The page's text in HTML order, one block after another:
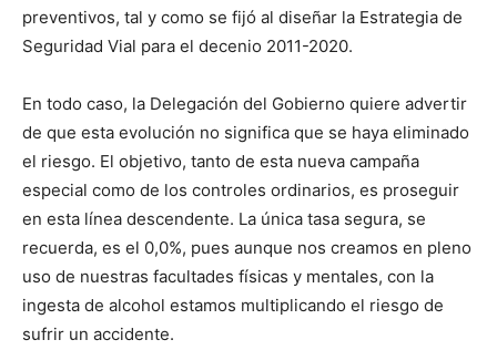
preventivos, tal y como se fijó al diseñar la Estrategia de
Seguridad Vial para el decenio 2011-2020.
En todo caso, la Delegación del Gobierno quiere advertir
de que esta evolución no significa que se haya eliminado
el riesgo. El objetivo, tanto de esta nueva campaña
especial como de los controles ordinarios, es proseguir
en esta línea descendente. La única tasa segura, se
recuerda, es el 0,0%, pues aunque nos creamos en pleno
uso de nuestras facultades físicas y mentales, con la
ingesta de alcohol estamos multiplicando el riesgo de
sufrir un accidente.